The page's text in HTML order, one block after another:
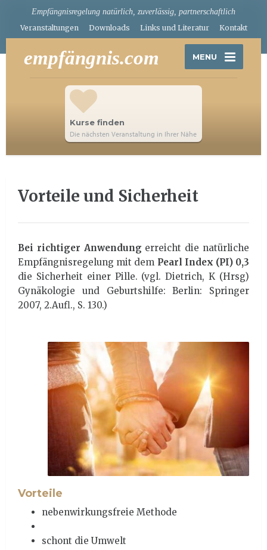
Empfängnisregelung natürlich, zuverlässig, partnerschaftlich
Veranstaltungen
Downloads Links und Literatur Kontakt
empfängnis.com MENU
Kurse finden
Die nächsten Veranstaltung in Ihrer Nähe
Vorteile und Sicherheit
Bei richtiger Anwendung erreicht die natürliche
Empfängnisregelung mit dem Pearl Index (PI) 0,3
die Sicherheit einer Pille. (vgl. Dietrich, K (Hrsg)
Gynäkologie und Geburtshilfe: Berlin: Springer
2007, 2.Aufl., S. 130.)
Vorteile
nebenwirkungsfreie Methode
schont die Umwelt